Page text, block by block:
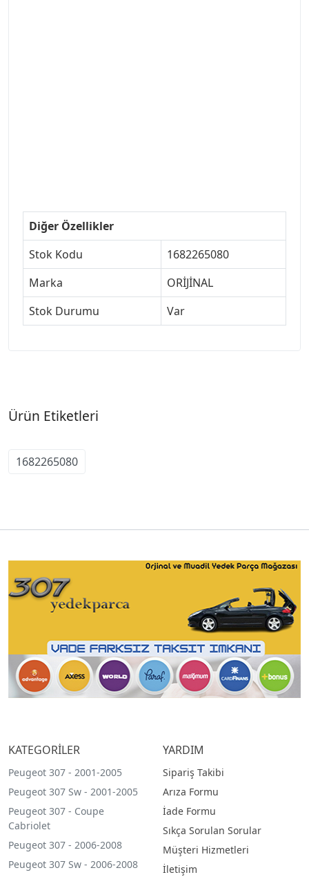
Diğer Özellikler
Stok Kodu
1682265080
Marka
ORİJİNAL
Stok Durumu
Var
Ürün Etiketleri
1682265080
KATEGORİLER
Peugeot 307 - 2001-2005
Peugeot 307 Sw - 2001-2005
Peugeot 307 - Coupe
Cabriolet
Peugeot 307 - 2006-2008
Peugeot 307 Sw - 2006-2008
YARDIM
Sipariş Takibi
Arıza Formu
İade Formu
Sıkça Sorulan Sorular
Müşteri Hizmetleri
İletişim